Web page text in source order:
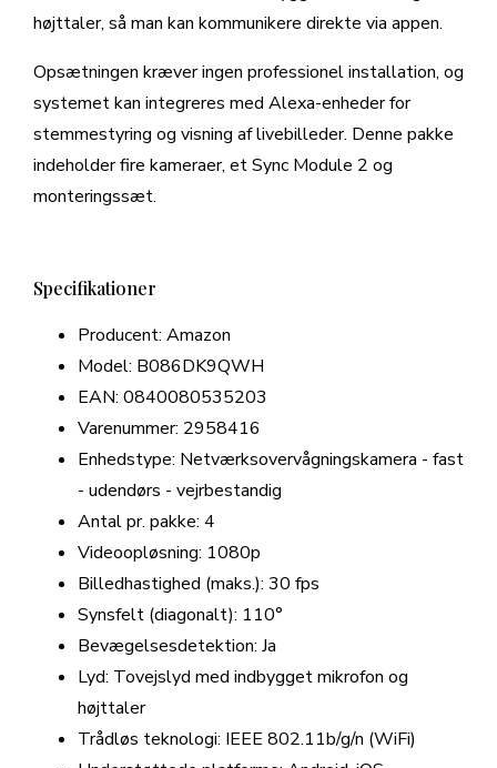
højttaler, så man kan kommunikere direkte via appen.
Opsætningen kræver ingen professionel installation, og
systemet kan integreres med Alexa-enheder for
stemmestyring og visning af livebilleder. Denne pakke
indeholder fire kameraer, et Sync Module 2 og
monteringssæt.
Specifikationer
Producent: Amazon
Model: B086DK9QWH
EAN: 0840080535203
Varenummer: 2958416
Enhedstype: Netværksovervågningskamera - fast
- udendørs - vejrbestandig
Antal pr. pakke: 4
Videoopløsning: 1080p
Billedhastighed (maks.): 30 fps
Synsfelt (diagonalt): 110°
Bevægelsesdetektion: Ja
Lyd: Tovejslyd med indbygget mikrofon og
højttaler
Trådløs teknologi: IEEE 802.11b/g/n (WiFi)